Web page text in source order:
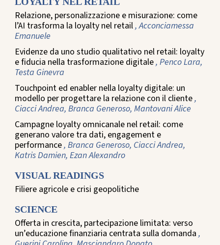
Relazione, personalizzazione e misurazione: come
l’AI trasforma la loyalty nel retail, Acconciamessa
Emanuele
Evidenze da uno studio qualitativo nel retail: loyalty
e fiducia nella trasformazione digitale, Penco Lara,
Testa Ginevra
Touchpoint ed enabler nella loyalty digitale: un
modello per progettare la relazione con il cliente,
Ciacci Andrea, Branca Generoso, Mantovani Alice
Campagne loyalty omnicanale nel retail: come
generano valore tra dati, engagement e
performance, Branca Generoso, Ciacci Andrea,
Katris Damien, Ezan Alexandro
VISUAL READINGS
Filiere agricole e crisi geopolitiche
SCIENCE
Offerta in crescita, partecipazione limitata: verso
un’educazione finanziaria centrata sulla domanda ,